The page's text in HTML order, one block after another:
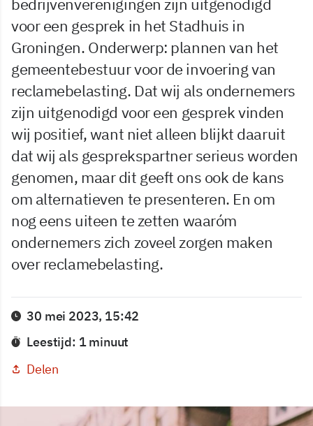
voor een gesprek in het Stadhuis in
Groningen. Onderwerp: plannen van het
gemeentebestuur voor de invoering van
reclamebelasting. Dat wij als ondernemers
zijn uitgenodigd voor een gesprek vinden
wij positief, want niet alleen blijkt daaruit
dat wij als gesprekspartner serieus worden
genomen, maar dit geeft ons ook de kans
om alternatieven te presenteren. En om
nog eens uiteen te zetten waaróm
ondernemers zich zoveel zorgen maken
over reclamebelasting.
30 mei 2023, 15:42
Leestijd: 1 minuut
Delen